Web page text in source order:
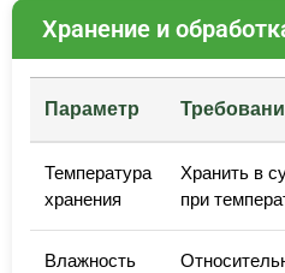
Хранение и
Параметр
Температура
хранения
Хранить в
при
Влажность